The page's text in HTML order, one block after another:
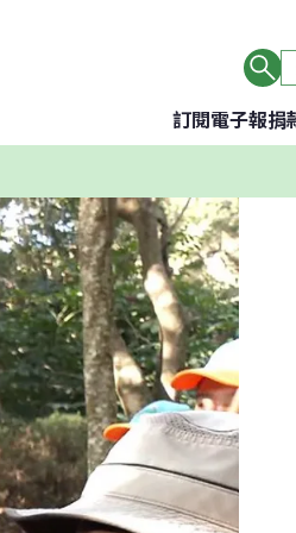
訂閱電子報捐